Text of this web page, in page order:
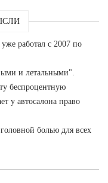
работал с 2007 по
и летальными".
беспроцентную
у автосалона право
болью для всех